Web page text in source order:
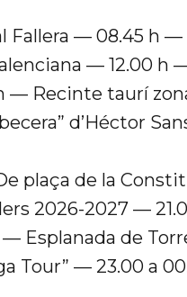
Fallera — 08.45 h —
— 12.00 h
— Recinte taurí
d’Héctor
plaça de la
2026-2027 —
Esplanada de
Tour” — 23.00 a